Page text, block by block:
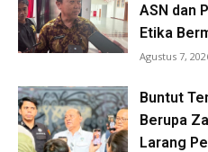
ASN dan
Etika
Agustus 7,
Buntut
Berupa
Larang